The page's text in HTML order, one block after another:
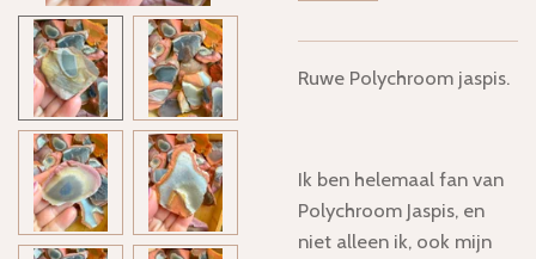
Ruwe Polychroom jaspis.
Ik ben helemaal fan van
Polychroom Jaspis, en
niet alleen ik, ook mijn